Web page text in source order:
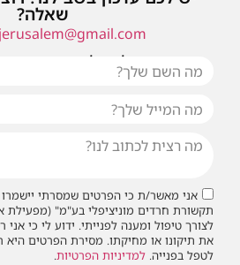
שאלה?
או שילחו אלינו פנייה
אני מאשר/ת כי הפרטים שמסרתי
תקשורת חרדים מוניציפלי בע"מ" (מפעילת
לצורך טיפול ומענה לפנייתי. ידוע לי כי
את תיקונו או מחיקתו. מסירת הפרטים היא
לטפל בפנייה. למדיניות הפרטיות.